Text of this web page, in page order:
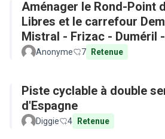
Aménager le Rond-Point
Libres et le carrefour
Mistral - Frizac - Duméril
Anonyme 7 Retenue
Piste cyclable à double
d'Espagne
Diggie 4 Retenue